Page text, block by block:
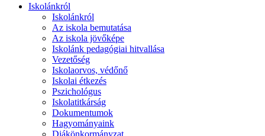
Iskolánkról
Iskolánkról
Az iskola bemutatása
Az iskola jövőképe
Iskolánk pedagógiai hitvallása
Vezetőség
Iskolaorvos, védőnő
Iskolai étkezés
Pszichológus
Iskolatitkárság
Dokumentumok
Hagyományaink
Diákönkormányzat